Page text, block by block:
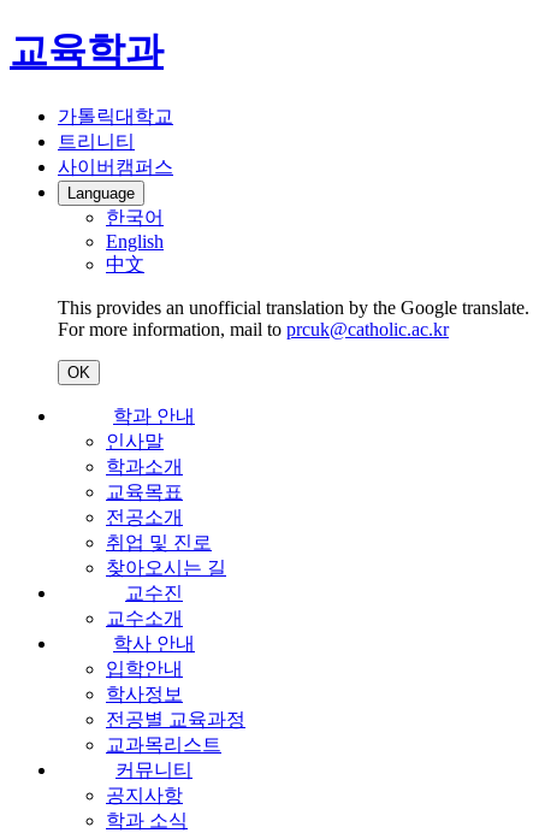
교육학과
가톨릭대학교
트리니티
사이버캠퍼스
Language
한국어
English
中文
This provides an unofficial translation by the Google translate.
For more information, mail to prcuk@catholic.ac.kr
OK
학과 안내
인사말
학과소개
교육목표
전공소개
취업 및 진로
찾아오시는 길
교수진
교수소개
학사 안내
입학안내
학사정보
전공별 교육과정
교과목리스트
커뮤니티
공지사항
학과 소식